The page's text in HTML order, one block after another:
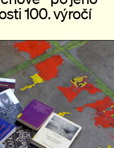
100. výročí